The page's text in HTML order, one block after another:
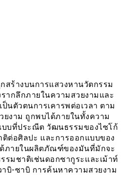
สร้างบนการแสวงหานวัตกรรม
ากลึกภายในความสวยงามและ
นตัวตนการเคารพต่อเวลา ตาม
งาม ถูกพบได้ภายในทั้งความ
บบที่ประณีต วัฒนธรรมของไซโก้
ต่อศิลปะ เเละการออกแบบของ
ภายในผลิตภัณฑ์ของมันที่มักจะ
มชาติเช่นดอกซากูระเเละเม้าท์
บิ-ซาบิ การค้นหาความสวยงาม